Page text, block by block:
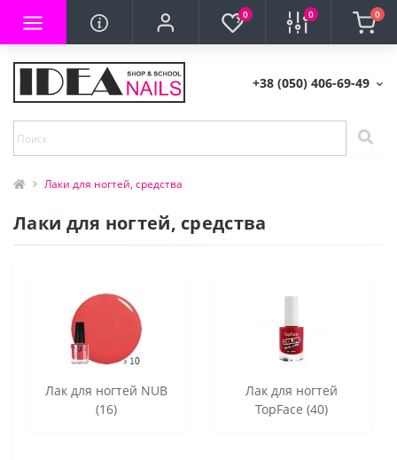
0 0 0
+38 (050) 406-69-49
Лаки для ногтей, средства
Лаки для ногтей, средства
Лак для ногтей NUB
(16)
Лак для ногтей
TopFace (40)